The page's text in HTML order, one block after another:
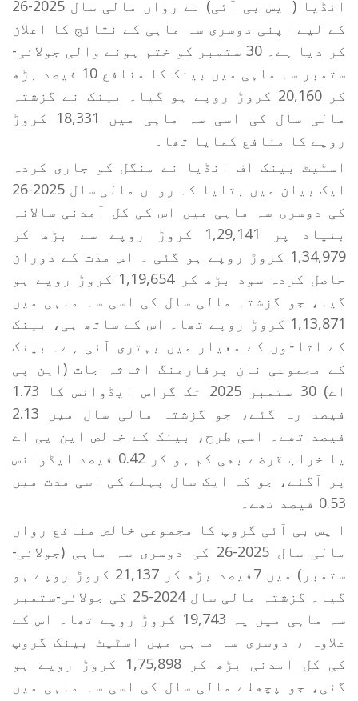
انڈیا (ایس بی آئی) نے رواں مالی سال 2025-26
کے لیے اپنی دوسری سہ ماہی کے نتائج کا اعلان
کر دیا ہے۔ 30 ستمبر کو ختم ہونے والی جولائی-
ستمبر سہ ماہی میں بینک کا منافع 10 فیصد بڑھ
کر 20,160 کروڑ روپے ہو گیا۔ بینک نے گزشتہ
مالی سال کی اسی سہ ماہی میں 18,331 کروڑ
روپے کا منافع کمایا تھا۔
اسٹیٹ بینک آف انڈیا نے منگل کو جاری کردہ
ایک بیان میں بتایا کہ رواں مالی سال 2025-26
کی دوسری سہ ماہی میں اس کی کل آمدنی سالانہ
بنیاد پر 1,29,141 کروڑ روپے سے بڑھ کر
1,34,979 کروڑ روپے ہو گئی ۔ اس مدت کے دوران
حاصل کردہ سود بڑھ کر 1,19,654 کروڑ روپے ہو
گیا، جو گزشتہ مالی سال کی اسی سہ ماہی میں
1,13,871 کروڑ روپے تھا۔ اس کے ساتھ ہی، بینک
کے اثاثوں کے معیار میں بہتری آئی ہے۔ بینک
کے مجموعی نان پرفارمنگ اثاثہ جات (این پی
اے) 30 ستمبر 2025 تک گراس ایڈوانس کا 1.73
فیصد رہ گئے، جو گزشتہ مالی سال میں 2.13
فیصد تھے۔ اسی طرح، بینک کے خالص این پی اے
یا خراب قرضے بھی کم ہو کر 0.42 فیصد ایڈوانس
پر آگئے، جو کہ ایک سال پہلے کی اسی مدت میں
0.53 فیصد تھے۔
ا یس بی آئی گروپ کا مجموعی خالص منافع رواں
مالی سال 2025-26 کی دوسری سہ ماہی (جولائی-
ستمبر) میں 7فیصد بڑھ کر 21,137 کروڑ روپے ہو
گیا۔ گزشتہ مالی سال 2024-25 کی جولائی-ستمبر
سہ ماہی میں یہ 19,743 کروڑ روپے تھا۔ اس کے
علاوہ ، دوسری سہ ماہی میں اسٹیٹ بینک گروپ
کی کل آمدنی بڑھ کر 1,75,898 کروڑ روپے ہو
گئی، جو پچھلے مالی سال کی اسی سہ ماہی میں